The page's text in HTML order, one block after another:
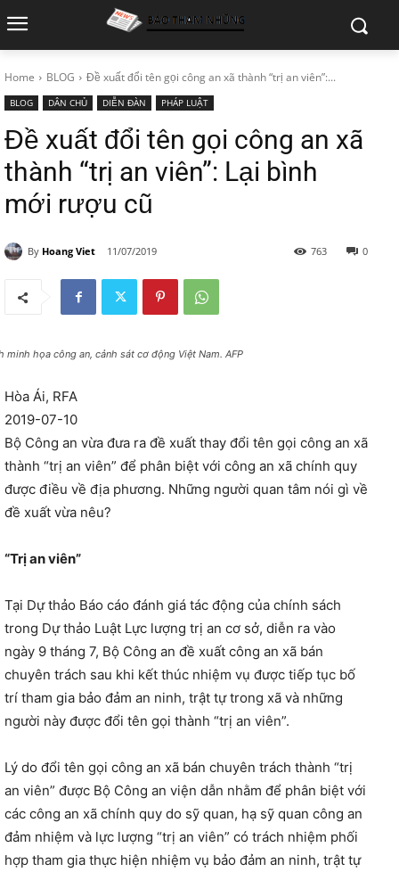
Home BLOG Đề xuất đổi tên gọi công an xã thành “trị an viên”:...
BLOG DÂN CHỦ DIỄN ĐÀN PHÁP LUẬT
Đề xuất đổi tên gọi công an xã
thành “trị an viên”: Lại bình
mới rượu cũ
By Hoang Viet 11/07/2019 0
763
minh họa công an, cảnh sát cơ động Việt Nam. AFP
Hòa Ái, RFA
2019-07-10
Bộ Công an vừa đưa ra đề xuất thay đổi tên gọi công an xã
thành “trị an viên” để phân biệt với công an xã chính quy
được điều về địa phương. Những người quan tâm nói gì về
đề xuất vừa nêu?
“Trị an viên”
Tại Dự thảo Báo cáo đánh giá tác động của chính sách
trong Dự thảo Luật Lực lượng trị an cơ sở, diễn ra vào
ngày 9 tháng 7, Bộ Công an đề xuất công an xã bán
chuyên trách sau khi kết thúc nhiệm vụ được tiếp tục bố
trí tham gia bảo đảm an ninh, trật tự trong xã và những
người này được đổi tên gọi thành “trị an viên”.
Lý do đổi tên gọi công an xã bán chuyên trách thành “trị
an viên” được Bộ Công an viện dẫn nhằm để phân biệt với
các công an xã chính quy do sỹ quan, hạ sỹ quan công an
đảm nhiệm và lực lượng “trị an viên” có trách nhiệm phối
hợp tham gia thực hiện nhiệm vụ bảo đảm an ninh, trật tự